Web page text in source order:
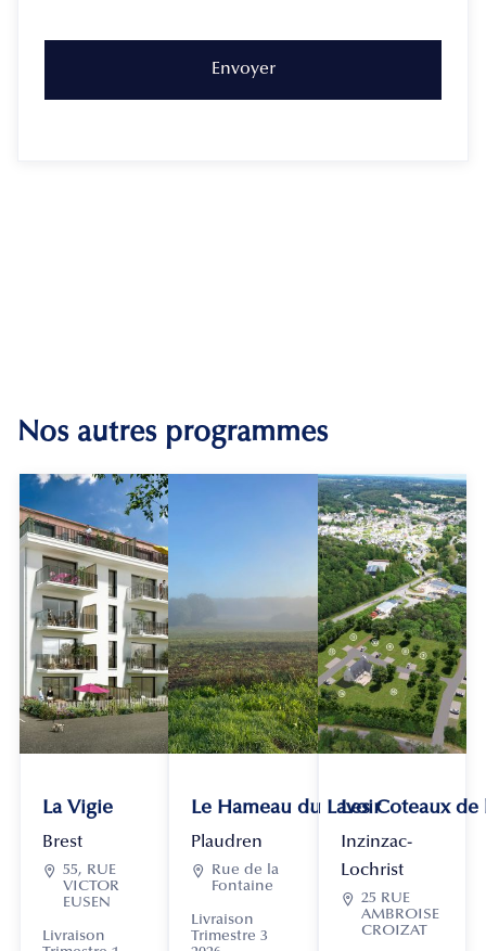
Nos autres programmes
La Vigie
Brest
 55, RUE
VICTOR
EUSEN
Livraison
Le Hameau du Lavoir
Plaudren

Rue de la
Fontaine
Livraison
Trimestre 3
Les Coteaux
Inzinzac-
Lochrist
 25 RUE
AMBROISE
CROIZAT